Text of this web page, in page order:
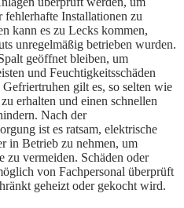
fehlerhafte Installationen zu
kann es zu Lecks kommen,
unregelmäßig betrieben wurden.
geöffnet bleiben, um
und Feuchtigkeitsschäden
gilt es, so selten wie
erhalten und einen schnellen
Nach der
ist es ratsam, elektrische
in Betrieb zu nehmen, um
zu vermeiden. Schäden oder
von Fachpersonal überprüft
geheizt oder gekocht wird.